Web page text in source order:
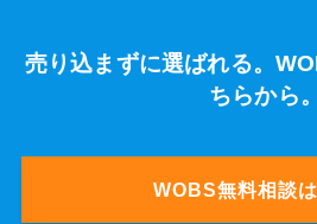
売り込まずに選ばれる。
ちらから。
WOBS無料相談